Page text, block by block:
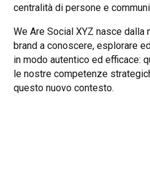
centralità di persone e
We Are Social XYZ nasce dalla
brand a conoscere, esplorare
in modo autentico ed efficace:
le nostre competenze
questo nuovo contesto.